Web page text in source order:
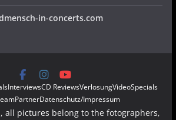
in-concerts.com
InterviewsCD ReviewsVerlosungVideoSpecials
PartnerDatenschutz/Impressum
all pictures belong to the fotographers,